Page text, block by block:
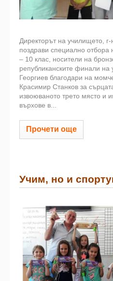
Директорът на училището, г-
поздрави специално
– 10 клас, носители на
републиканските финали на
Георгиев благодари на
Красимир Станков за
извоюваното трето място и
върхове в...
Прочети още
Учим, но и